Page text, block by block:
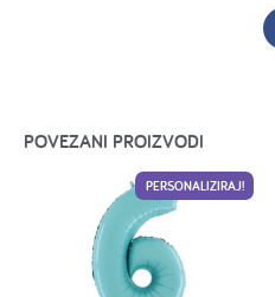
POVEZANI PROIZVODI
PERSONALIZIRAJ!